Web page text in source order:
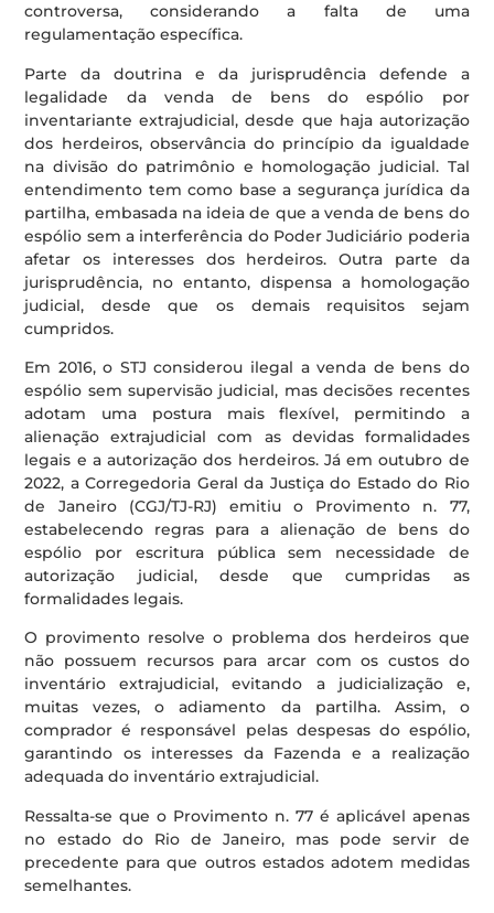
controversa, considerando a falta de uma
regulamentação específica.
Parte da doutrina e da jurisprudência defende a
legalidade da venda de bens do espólio por
inventariante extrajudicial, desde que haja autorização
dos herdeiros, observância do princípio da igualdade
na divisão do patrimônio e homologação judicial. Tal
entendimento tem como base a segurança jurídica da
partilha, embasada na ideia de que a venda de bens do
espólio sem a interferência do Poder Judiciário poderia
afetar os interesses dos herdeiros. Outra parte da
jurisprudência, no entanto, dispensa a homologação
judicial, desde que os demais requisitos sejam
cumpridos.
Em 2016, o STJ considerou ilegal a venda de bens do
espólio sem supervisão judicial, mas decisões recentes
adotam uma postura mais flexível, permitindo a
alienação extrajudicial com as devidas formalidades
legais e a autorização dos herdeiros. Já em outubro de
2022, a Corregedoria Geral da Justiça do Estado do Rio
de Janeiro (CGJ/TJ-RJ) emitiu o Provimento n. 77,
estabelecendo regras para a alienação de bens do
espólio por escritura pública sem necessidade de
autorização judicial, desde que cumpridas as
formalidades legais.
O provimento resolve o problema dos herdeiros que
não possuem recursos para arcar com os custos do
inventário extrajudicial, evitando a judicialização e,
muitas vezes, o adiamento da partilha. Assim, o
comprador é responsável pelas despesas do espólio,
garantindo os interesses da Fazenda e a realização
adequada do inventário extrajudicial.
Ressalta-se que o Provimento n. 77 é aplicável apenas
no estado do Rio de Janeiro, mas pode servir de
precedente para que outros estados adotem medidas
semelhantes.